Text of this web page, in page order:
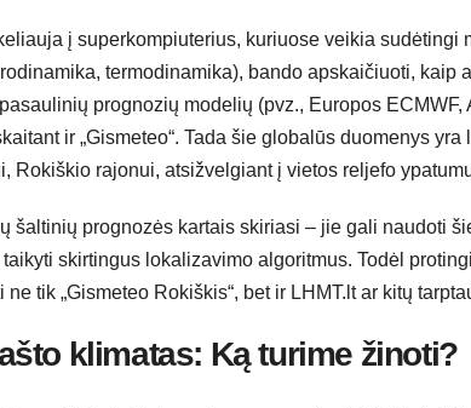
į superkompiuterius, kuriuose veikia sudėtingi
termodinamika), bando apskaičiuoti, kaip
prognozių modelių (pvz., Europos
ir „Gismeteo“. Tada šie globalūs duomenys
Rokiškio rajonui, atsižvelgiant į vietos reljefo
šaltinių prognozės kartais skiriasi – jie gali naudoti
skirtingus lokalizavimo algoritmus. Todėl
tik „Gismeteo Rokiškis“, bet ir LHMT.lt ar kitų
klimatas: Ką turime žinoti?